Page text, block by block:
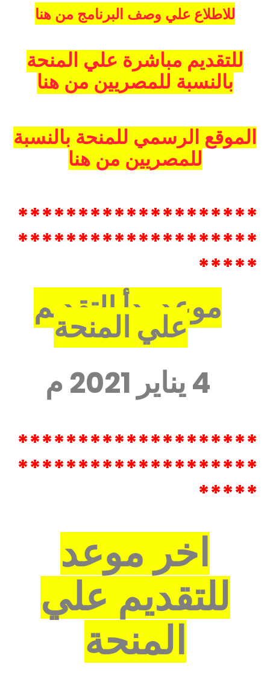
للاطلاع علي وصف البرنامج من هنا
للتقديم مباشرة علي المنحة
بالنسبة للمصريين من هنا
الموقع الرسمي للمنحة بالنسبة
للمصريين من هنا
********************
********************
*****
موعد بدأ التقديم
علي المنحة
4 يناير 2021 م
********************
********************
*****
اخر موعد
للتقديم علي
المنحة